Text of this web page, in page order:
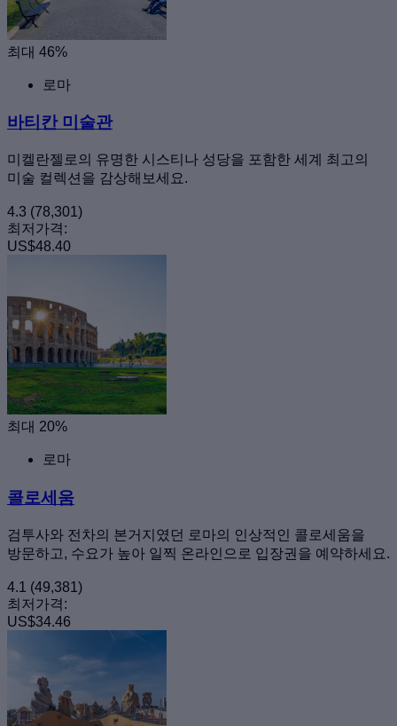
최대 46%
로마
바티칸 미술관
미켈란젤로의 유명한 시스티나 성당을 포함한 세계 최고의
미술 컬렉션을 감상해보세요.
4.3 (78,301)
최저가격:
US$48.40
최대 20%
로마
콜로세움
검투사와 전차의 본거지였던 로마의 인상적인 콜로세움을
방문하고, 수요가 높아 일찍 온라인으로 입장권을 예약하세요.
4.1 (49,381)
최저가격:
US$34.46